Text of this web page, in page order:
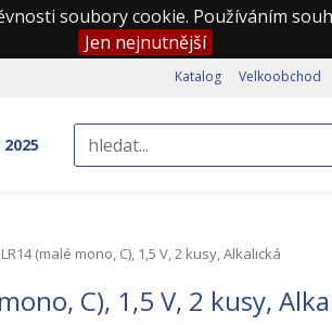
soubory cookie. Používáním
Jen nejnutnější
Katalog Velkoobchod
(malé mono, C), 1,5 V, 2 kusy, Alkalická
C), 1,5 V, 2 kusy,